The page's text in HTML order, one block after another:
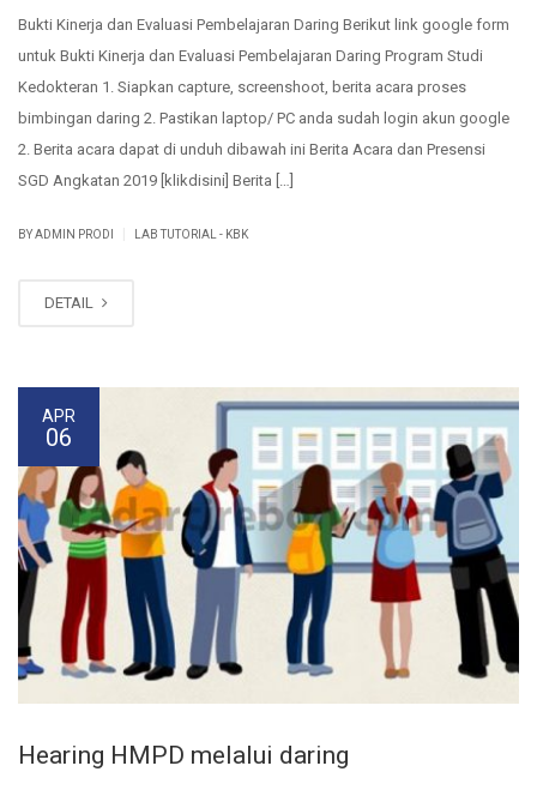
Bukti Kinerja dan Evaluasi Pembelajaran Daring Berikut link google form
untuk Bukti Kinerja dan Evaluasi Pembelajaran Daring Program Studi
Kedokteran 1. Siapkan capture, screenshoot, berita acara proses
bimbingan daring 2. Pastikan laptop/ PC anda sudah login akun google
2. Berita acara dapat di unduh dibawah ini Berita Acara dan Presensi
SGD Angkatan 2019 [klikdisini] Berita […]
BY ADMIN PRODI LAB TUTORIAL - KBK
DETAIL
APR
06
Hearing HMPD melalui daring